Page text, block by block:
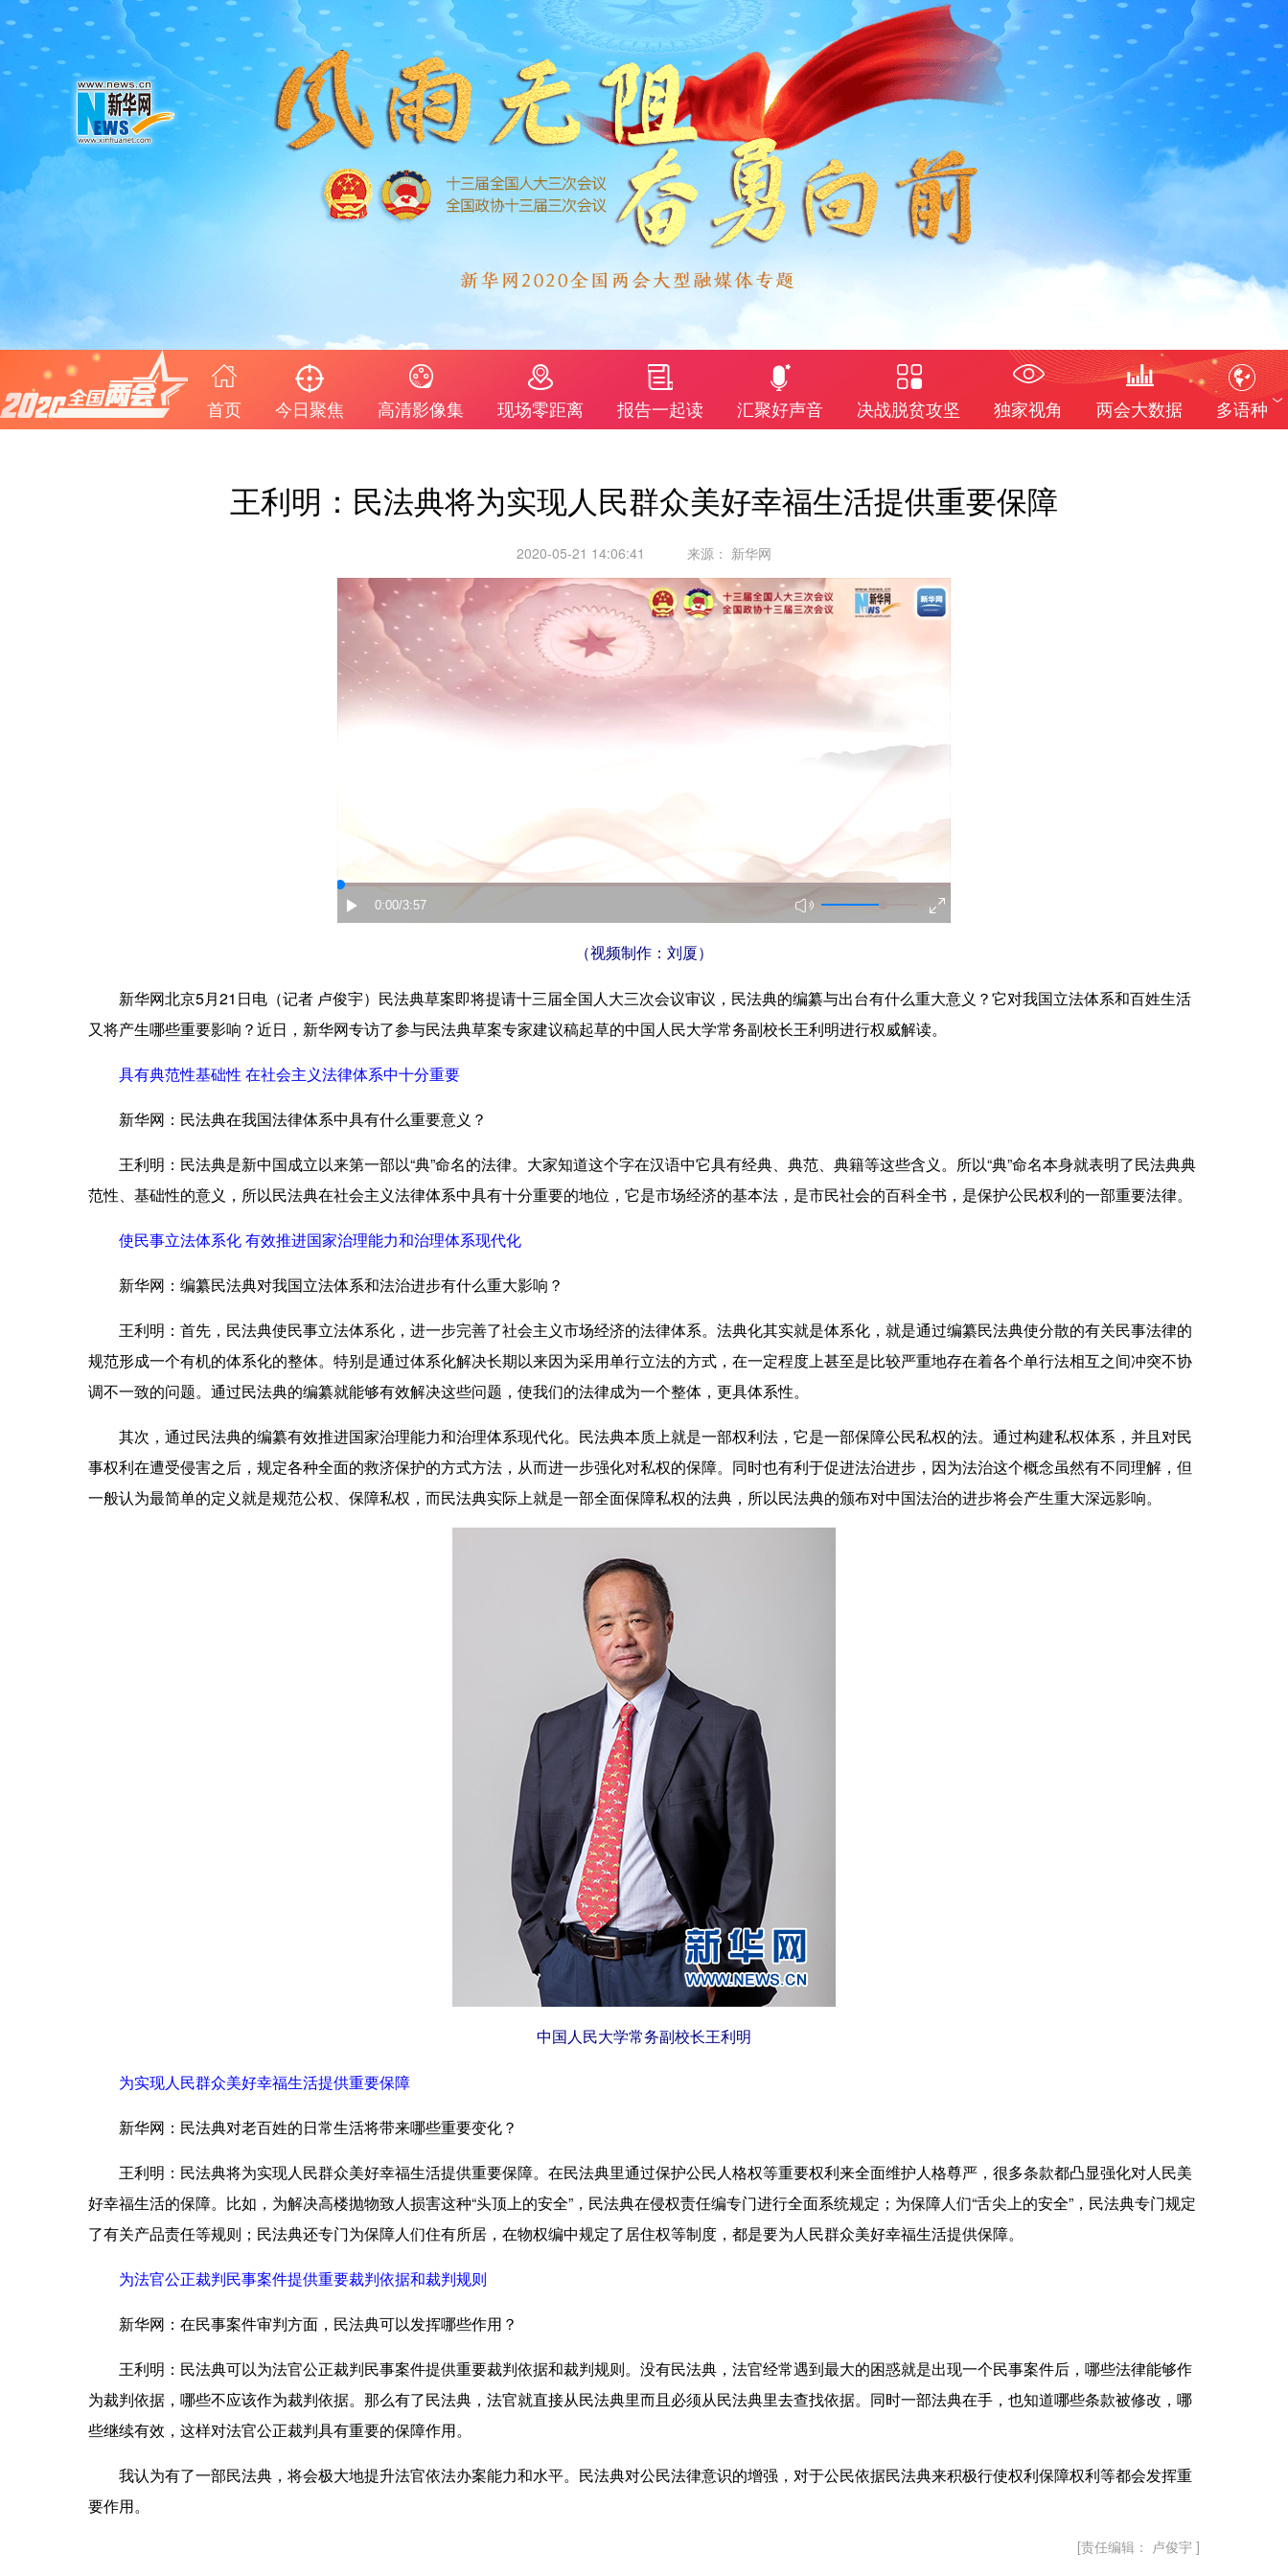
首页 今日聚焦 高清影像集 现场零距离 报告一起读 汇聚好声音 决战脱贫攻坚 独家视角 两会大数据 多语种
王利明：民法典将为实现人民群众美好幸福生活提供重要保障
2020-05-21 14:06:41 来源： 新华网
（视频制作：刘厦）
新华网北京5月21日电（记者 卢俊宇）民法典草案即将提请十三届全国人大三次会议审议，民法典的编纂与出台有什么重大意义？它对我国立法体系和百姓生活
又将产生哪些重要影响？近日，新华网专访了参与民法典草案专家建议稿起草的中国人民大学常务副校长王利明进行权威解读。
具有典范性基础性 在社会主义法律体系中十分重要
新华网：民法典在我国法律体系中具有什么重要意义？
王利明： 民法典是新中国成立以来第一部以“典”命名的法律。大家知道这个字在汉语中它具有经典、典范、典籍等这些含义。所以“典”命名本身就表明了民法典典
范性、基础性的意义，所以民法典在社会主义法律体系中具有十分重要的地位，它是市场经济的基本法，是市民社会的百科全书，是保护公民权利的一部重要法律。
使民事立法体系化 有效推进国家治理能力和治理体系现代化
新华网：编纂民法典对我国立法体系和法治进步有什么重大影响？
王利明： 首先，民法典使民事立法体系化，进一步完善了社会主义市场经济的法律体系。法典化其实就是体系化，就是通过编纂民法典使分散的有关民事法律的
规范形成一个有机的体系化的整体。特别是通过体系化解决长期以来因为采用单行立法的方式，在一定程度上甚至是比较严重地存在着各个单行法相互之间冲突不协
调不一致的问题。通过民法典的编纂就能够有效解决这些问题，使我们的法律成为一个整体，更具体系性。
其次，通过民法典的编纂有效推进国家治理能力和治理体系现代化。民法典本质上就是一部权利法，它是一部保障公民私权的法。通过构建私权体系，并且对民
事权利在遭受侵害之后，规定各种全面的救济保护的方式方法，从而进一步强化对私权的保障。同时也有利于促进法治进步，因为法治这个概念虽然有不同理解，但
一般认为最简单的定义就是规范公权、保障私权，而民法典实际上就是一部全面保障私权的法典，所以民法典的颁布对中国法治的进步将会产生重大深远影响。
中国人民大学常务副校长王利明
为实现人民群众美好幸福生活提供重要保障
新华网：民法典对老百姓的日常生活将带来哪些重要变化？
王利明： 民法典将为实现人民群众美好幸福生活提供重要保障。在民法典里通过保护公民人格权等重要权利来全面维护人格尊严，很多条款都凸显强化对人民美
好幸福生活的保障。比如，为解决高楼抛物致人损害这种“头顶上的安全”，民法典在侵权责任编专门进行全面系统规定；为保障人们“舌尖上的安全”，民法典专门规定
了有关产品责任等规则；民法典还专门为保障人们住有所居，在物权编中规定了居住权等制度，都是要为人民群众美好幸福生活提供保障。
为法官公正裁判民事案件提供重要裁判依据和裁判规则
新华网：在民事案件审判方面，民法典可以发挥哪些作用？
王利明： 民法典可以为法官公正裁判民事案件提供重要裁判依据和裁判规则。没有民法典，法官经常遇到最大的困惑就是出现一个民事案件后，哪些法律能够作
为裁判依据，哪些不应该作为裁判依据。那么有了民法典，法官就直接从民法典里而且必须从民法典里去查找依据。同时一部法典在手，也知道哪些条款被修改，哪
些继续有效，这样对法官公正裁判具有重要的保障作用。
我认为有了一部民法典，将会极大地提升法官依法办案能力和水平。民法典对公民法律意识的增强，对于公民依据民法典来积极行使权利保障权利等都会发挥重
要作用。
[责任编辑： 卢俊宇 ]